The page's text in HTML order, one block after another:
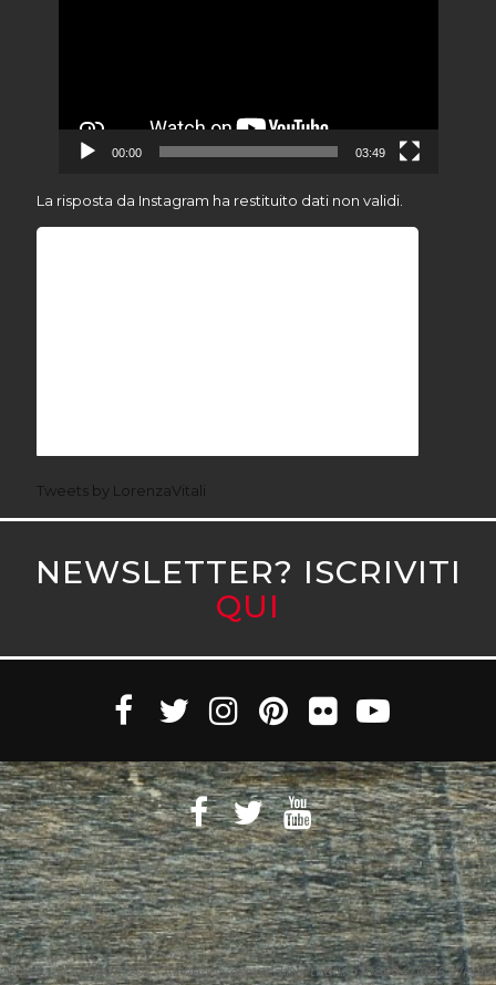
00:00 03:49
La risposta da Instagram ha restituito dati non validi.
Tweets by LorenzaVitali
NEWSLETTER? ISCRIVITI
QUI
Witaly S.r.l. © 2011-2023 All rights reserved Partita Iva 10890471005 Witaly